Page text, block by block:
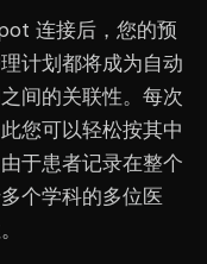
连接后，您的预
计划都将成为自动
间的关联性。每次
您可以轻松按其中
于患者记录在整个
个学科的多位医